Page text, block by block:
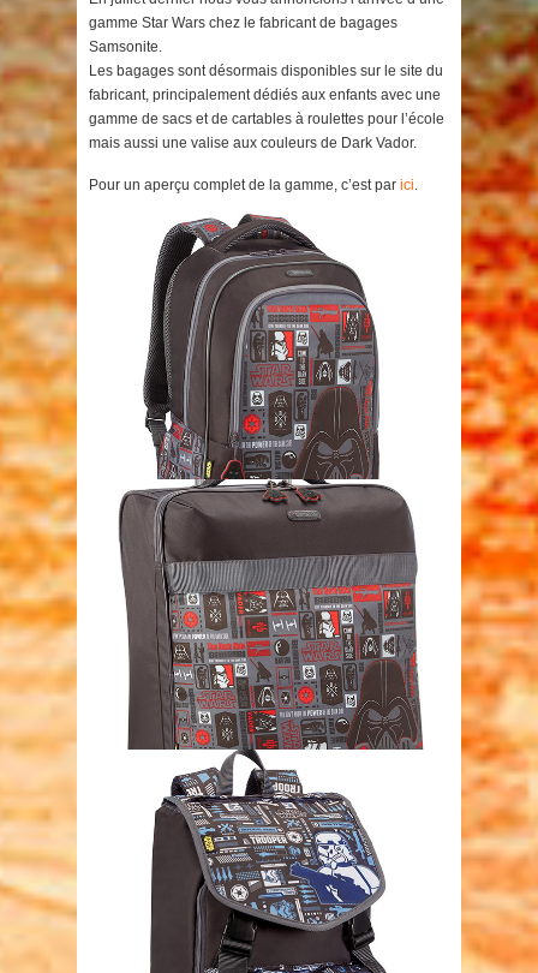
gamme Star Wars chez le fabricant de bagages
Samsonite.
Les bagages sont désormais disponibles sur le site du
fabricant, principalement dédiés aux enfants avec une
gamme de sacs et de cartables à roulettes pour l’école
mais aussi une valise aux couleurs de Dark Vador.
Pour un aperçu complet de la gamme, c’est par ici.